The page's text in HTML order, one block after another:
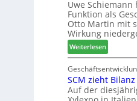
2
0
2
7
o
l
z
b
a
u
p
r
o
a
g
l
ä
d
t
z
u
m
Uwe Schiemann
Funktion als
Otto Martin mit
Wirkung
Weiterlesen:
M
a
r
t
SCM zieht
Auf der